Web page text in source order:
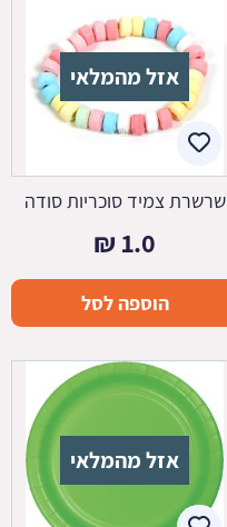
אזל מהמלאי
שרשרת צמיד סוכריות סודה
1.0
₪
הוספה לסל
אזל מהמלאי